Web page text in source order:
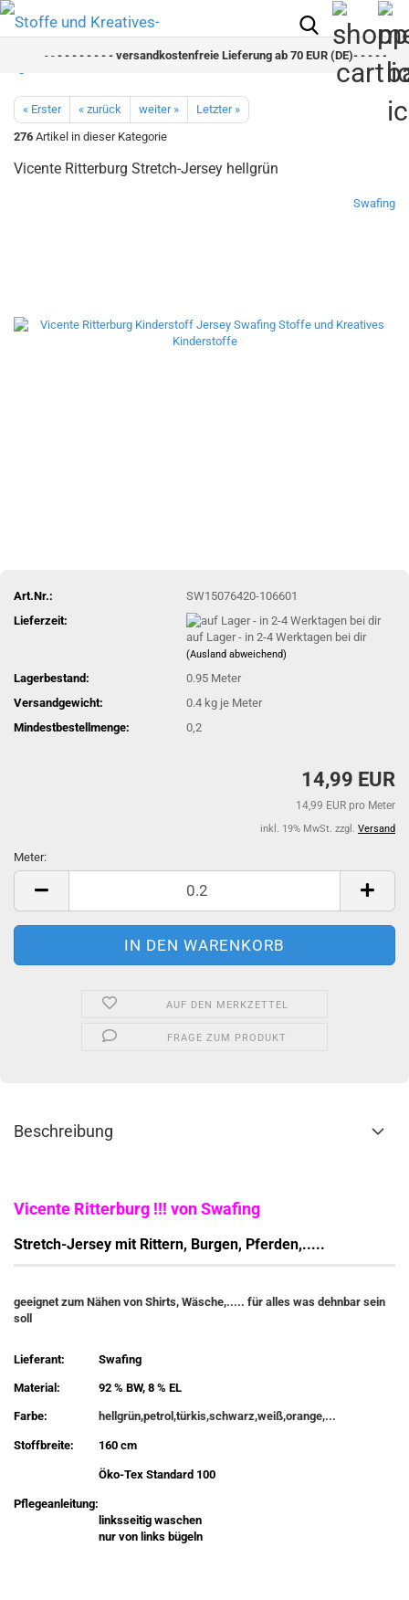
- -- - - - - - - - versandkostenfreie Lieferung ab 70 EUR (DE)- - - - - - -
« Erster « zurück weiter »
Letzter »
276 Artikel in dieser Kategorie
Vicente Ritterburg Stretch-Jersey hellgrün
Swafing
Art.Nr.:
SW15076420-106601
Lieferzeit:
auf Lager - in 2-4 Werktagen bei dir
(Ausland abweichend)
Lagerbestand: 0.95 Meter
Versandgewicht:
0.4 kg je Meter
Mindestbestellmenge:
0,2
14,99 EUR
14,99 EUR pro Meter
inkl. 19% MwSt. zzgl. Versand
Meter:
Meter
AUF DEN MERKZETTEL
FRAGE ZUM PRODUKT
Beschreibung
Vicente Ritterburg !!! von Swafing
Stretch-Jersey mit Rittern, Burgen, Pferden,.....
geeignet zum Nähen von Shirts, Wäsche,..... für alles was dehnbar sein
soll
Lieferant: Swafing
Material: 92 % BW, 8 % EL
Farbe: hellgrün,petrol,türkis,schwarz,weiß,orange,...
Stoffbreite: 160 cm
Öko-Tex Standard 100
Pflegeanleitung:
linksseitig waschen
nur von links bügeln